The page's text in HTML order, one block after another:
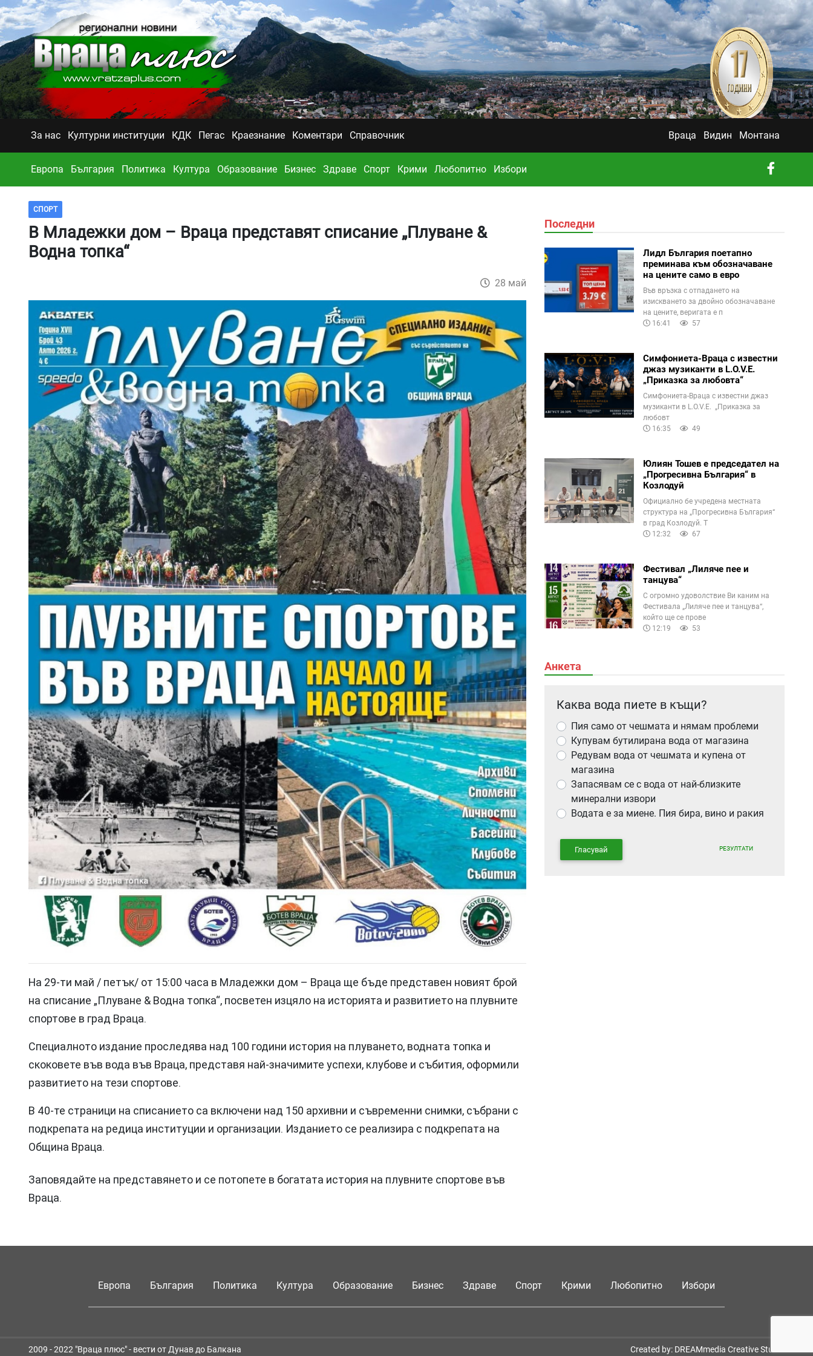
За нас Културни институции КДК Пегас Краезнание Коментари Справочник Враца Видин Монтана
Европа България Политика Култура Образование Бизнес Здраве Спорт Крими Любопитно Избори
СПОРТ
В Младежки дом – Враца представят списание „Плуване &
Водна топка“
28 май
На 29-ти май / петък/ от 15:00 часа в Младежки дом – Враца ще бъде представен новият брой
на списание „Плуване & Водна топка“, посветен изцяло на историята и развитието на плувните
спортове в град Враца.
Специалното издание проследява над 100 години история на плуването, водната топка и
скоковете във вода във Враца, представя най-значимите успехи, клубове и събития, оформили
развитието на тези спортове.
В 40-те страници на списанието са включени над 150 архивни и съвременни снимки, събрани с
подкрепата на редица институции и организации. Изданието се реализира с подкрепата на
Община Враца.
Заповядайте на представянето и се потопете в богатата история на плувните спортове във
Враца.
Последни
Лидл България поетапно
преминава към обозначаване
на цените само в евро
Във връзка с отпадането на
изискването за двойно обозначаване
на цените, веригата е п
16:41
57
Симфониета-Враца с известни
джаз музиканти в L.O.V.E.
„Приказка за любовта“
Симфониета-Враца с известни джаз
музиканти в L.O.V.E. „Приказка за
любовт
16:35
49
Юлиян Тошев е председател на
„Прогресивна България“ в
Козлодуй
Официално бе учредена местната
структура на „Прогресивна България“
в град Козлодуй. Т
12:32
67
Фестивал „Лиляче пее и
танцува“
С огромно удоволствие Ви каним на
Фестивала „Лиляче пее и танцува“,
който ще се прове
12:19
53
Анкета
Каква вода пиете в къщи?
Пия само от чешмата и нямам проблеми
Купувам бутилирана вода от магазина
Редувам вода от чешмата и купена от
магазина
Запасявам се с вода от най-близките
минерални извори
Водата е за миене. Пия бира, вино и ракия
Гласувай РЕЗУЛТАТИ
Европа България Политика Култура Образование Бизнес Здраве Спорт Крими Любопитно Избори
2009 - 2022 "Враца плюс" - вести от Дунав до Балкана Created by: DREAMmedia Creative Studio